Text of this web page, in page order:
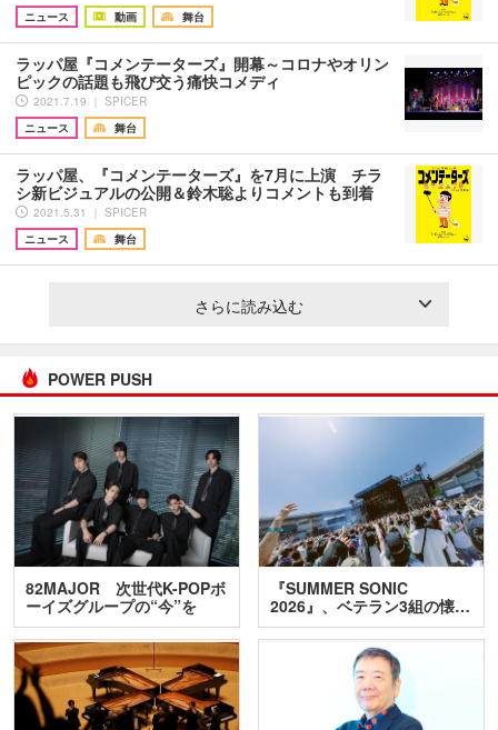
ニュース
動画 舞台
ラッパ屋『コメンテーターズ』開幕～コロナやオリン
ピックの話題も飛び交う痛快コメディ
2021.7.19 ｜ SPICER
ニュース
舞台
ラッパ屋、『コメンテーターズ』を7月に上演 チラ
シ新ビジュアルの公開＆鈴木聡よりコメントも到着
2021.5.31 ｜ SPICER
ニュース
舞台
さらに読み込む
POWER PUSH
82MAJOR 次世代K-POPボ
ーイズグループの“今”を
訊…
『SUMMER SONIC
2026』、ベテラン3組の懐…